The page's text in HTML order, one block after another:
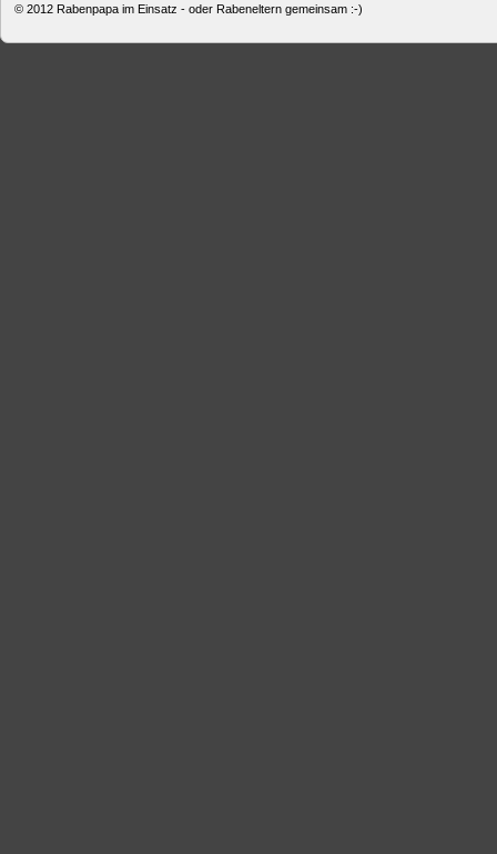
© 2012 Rabenpapa im Einsatz - oder Rabeneltern gemeinsam :-)